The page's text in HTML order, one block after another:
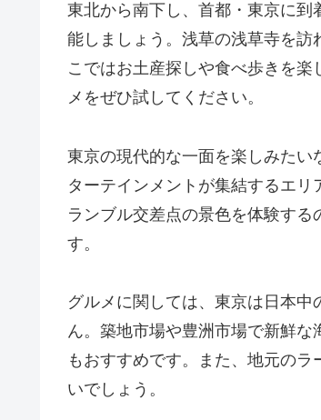
東北から南下し、首都・東京に
能しましょう。浅草の浅草寺を訪
こではお土産探しや食べ歩きを
メをぜひ試してください。
東京の現代的な一面を楽しみた
ターテインメントが集結するエ
ランブル交差点の景色を体験す
す。
グルメに関しては、東京は日本
ん。築地市場や豊洲市場で新鮮
もおすすめです。また、地元の
いでしょう。